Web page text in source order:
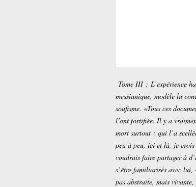
Tome III : L’expérience
messianique, modèle la
soufisme. «Tous ces
l’ont fortifiée. Il y a
mort surtout ; qui l’a
peu à peu, ici et là, je crois
voudrais faire partager à
s’être familiarisés avec lui,
pas abstraite, mais